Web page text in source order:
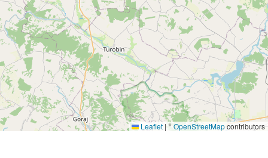
Leaflet | ©OpenStreetMapcontributors